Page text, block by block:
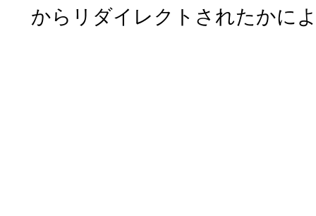
からリダイレクトされたかに